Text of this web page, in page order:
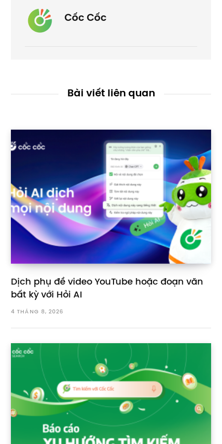
Cốc Cốc
Bài viết liên quan
Dịch phụ đề video YouTube hoặc đoạn văn
bất kỳ với Hỏi AI
4 THÁNG 8, 2026